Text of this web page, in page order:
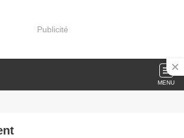
Publicité
MENU